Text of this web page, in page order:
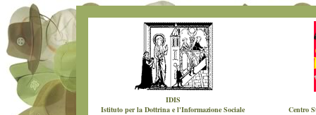
IDIS
Istituto per la Dottrina e l'Informazione Sociale
Centro